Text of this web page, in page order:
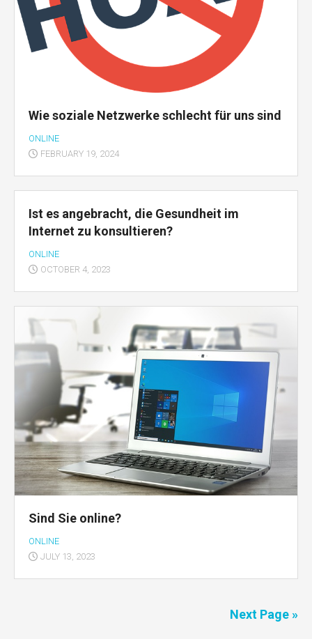
Wie soziale Netzwerke schlecht für uns sind
ONLINE
FEBRUARY 19, 2024
Ist es angebracht, die Gesundheit im
Internet zu konsultieren?
ONLINE
OCTOBER 4, 2023
Sind Sie online?
ONLINE
JULY 13, 2023
Next Page »